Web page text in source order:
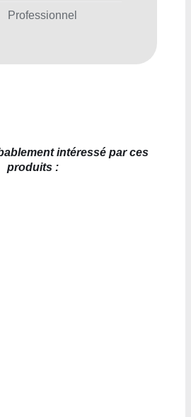
Professionnel
intéressé par ces
produits :